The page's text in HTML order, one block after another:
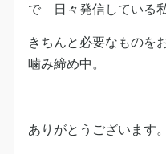
で 日々発信している
きちんと必要なものを
噛み締め中。
ありがとうございます。